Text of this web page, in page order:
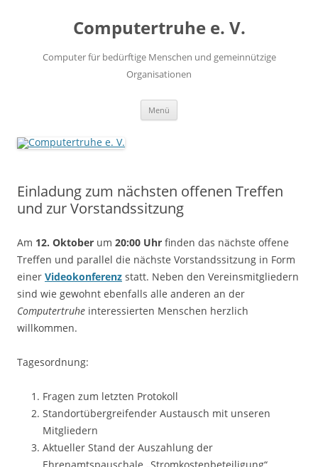
Computertruhe e. V.
Computer für bedürftige Menschen und gemeinnützige
Organisationen
Menü
Einladung zum nächsten offenen Treffen
und zur Vorstandssitzung
Am 12. Oktober um 20:00 Uhr finden das nächste offene
Treffen und parallel die nächste Vorstandssitzung in Form
einer Videokonferenz statt. Neben den Vereinsmitgliedern
sind wie gewohnt ebenfalls alle anderen an der
Computertruhe interessierten Menschen herzlich
willkommen.
Tagesordnung:
Fragen zum letzten Protokoll
Standortübergreifender Austausch mit unseren
Mitgliedern
Aktueller Stand der Auszahlung der